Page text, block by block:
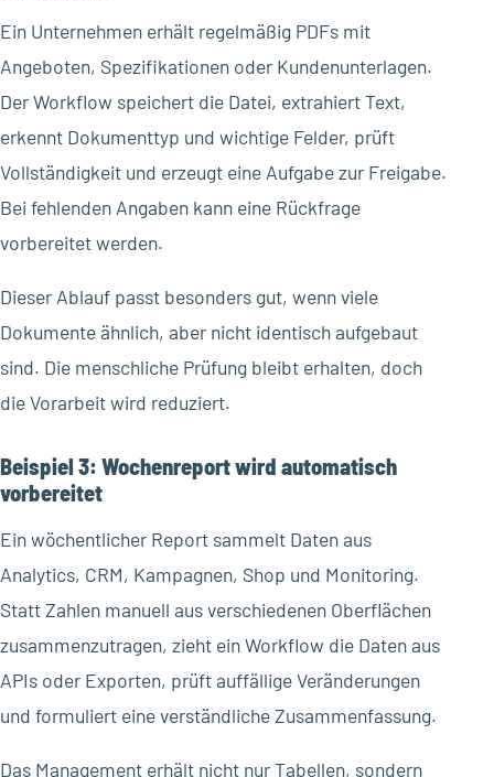
Ein Unternehmen erhält regelmäßig PDFs mit
Angeboten, Spezifikationen oder Kundenunterlagen.
Der Workflow speichert die Datei, extrahiert Text,
erkennt Dokumenttyp und wichtige Felder, prüft
Vollständigkeit und erzeugt eine Aufgabe zur Freigabe.
Bei fehlenden Angaben kann eine Rückfrage
vorbereitet werden.
Dieser Ablauf passt besonders gut, wenn viele
Dokumente ähnlich, aber nicht identisch aufgebaut
sind. Die menschliche Prüfung bleibt erhalten, doch
die Vorarbeit wird reduziert.
Beispiel 3: Wochenreport wird automatisch
vorbereitet
Ein wöchentlicher Report sammelt Daten aus
Analytics, CRM, Kampagnen, Shop und Monitoring.
Statt Zahlen manuell aus verschiedenen Oberflächen
zusammenzutragen, zieht ein Workflow die Daten aus
APIs oder Exporten, prüft auffällige Veränderungen
und formuliert eine verständliche Zusammenfassung.
Das Management erhält nicht nur Tabellen, sondern